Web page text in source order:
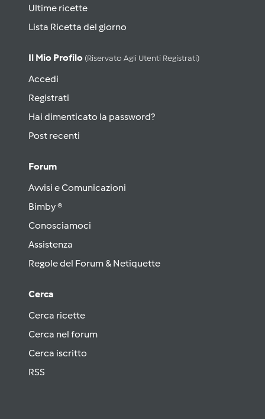
Ultime ricette
Lista Ricetta del giorno
Il Mio Profilo (riservato Agli Utenti Registrati)
Accedi
Registrati
Hai dimenticato la password?
Post recenti
Forum
Avvisi e Comunicazioni
Bimby ®
Conosciamoci
Assistenza
Regole del Forum & Netiquette
Cerca
Cerca ricette
Cerca nel forum
Cerca iscritto
RSS